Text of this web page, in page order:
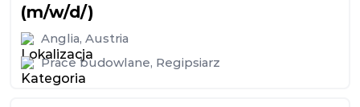
(m/w/d/)
Anglia, Austria
Prace budowlane, Regipsiarz